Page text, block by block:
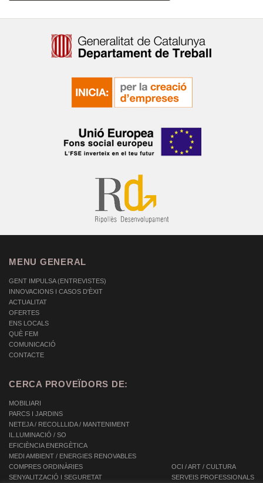
MENU GENERAL
GENT IMPULSA (ENTREVISTES)
INNOVACIONS I CASOS D'ÈXIT
ACTUALITAT
OFERTES
ENS LOCALS
QUÈ FEM
COMUNICACIÓ
CONTACTE
CERCA PROVEÏDORS DE:
MOBILIARI
PARCS I JARDINS
NETEJA / RECOLLLIDA / MANTENIMENT
IL.LUMINACIÓ / SO
EFICIÈNCIA ENERGÈTICA
MEDI AMBIENT / ENERGIES RENOVABLES
COMPRES ORDINÀRIES
SENYALITZACIÓ I SEGURETAT
OCI / ART / CULTURA
SERVEIS PROFESSIONALS